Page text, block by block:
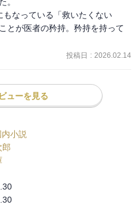
なっている「救いたくない
とが医者の矜持。矜持を持って
投稿日 : 2026.02.14
ューを見る
内小説
郎